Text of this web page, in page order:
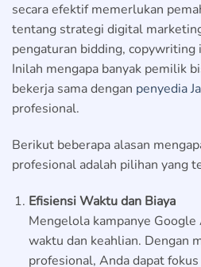
secara efektif memerlukan
tentang strategi digital
pengaturan bidding, copywriting
Inilah mengapa banyak pemilik
bekerja sama dengan penyedia
profesional.
Berikut beberapa alasan
profesional adalah pilihan yang
Efisiensi Waktu dan Biaya
Mengelola kampanye
waktu dan keahlian. Dengan
profesional, Anda dapat